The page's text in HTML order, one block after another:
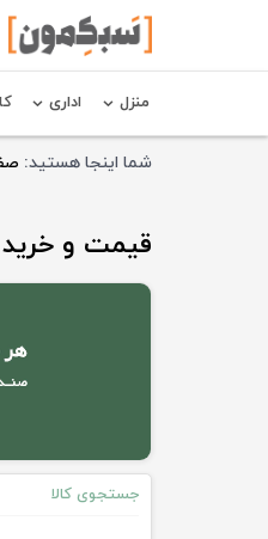
منزل اداری
شما اینجا هستید:
قیمت و
جستجوی کالا